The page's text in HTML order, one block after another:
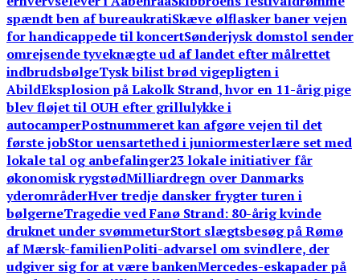
spændt ben af bureaukratiSkæve ølflasker baner vejen
for handicappede til koncertSønderjysk domstol sender
omrejsende tyveknægte ud af landet efter målrettet
indbrudsbølgeTysk bilist brød vigepligten i
AbildEksplosion på Lakolk Strand, hvor en 11-årig pige
blev fløjet til OUH efter grillulykke i
autocamperPostnummeret kan afgøre vejen til det
første jobStor uensartethed i juniormesterlære set med
lokale tal og anbefalinger23 lokale initiativer får
økonomisk rygstødMilliardregn over Danmarks
yderområderHver tredje dansker frygter turen i
bølgerneTragedie ved Fanø Strand: 80-årig kvinde
druknet under svømmeturStort slægtsbesøg på Rømø
af Mærsk-familienPoliti-advarsel om svindlere, der
udgiver sig for at være bankenMercedes-eskapader på